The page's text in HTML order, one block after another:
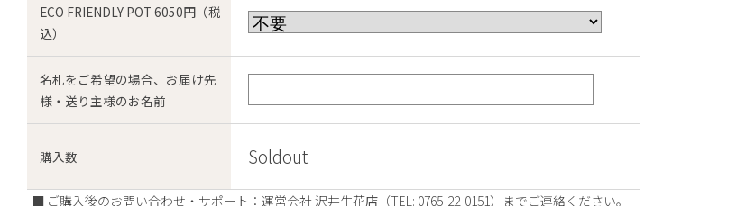
ECO FRIENDLY POT 6050円（税
込）
名札をご希望の場合、お届け先
様・送り主様のお名前
購入数 Soldout
ご購入後のお問い合わせ・サポート：運営会社 沢井生花店（TEL: 0765-22-0151）までご連絡ください。